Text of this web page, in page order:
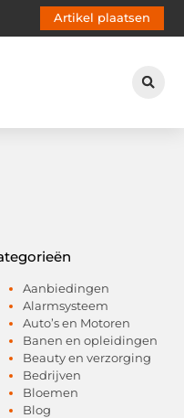
Artikel plaatsen
Aanbiedingen
Alarmsysteem
Auto’s en Motoren
Banen en opleidingen
Beauty en verzorging
Bedrijven
Bloemen
Blog